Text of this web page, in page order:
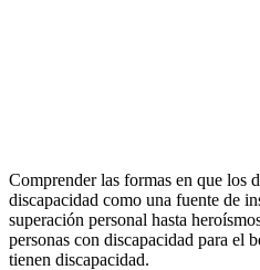
Comprender las formas en que los
discapacidad como una fuente de
superación personal hasta
personas con discapacidad para el
tienen discapacidad.